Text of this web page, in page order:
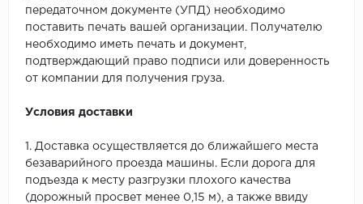
передаточном документе (УПД) необходимо
поставить печать вашей организации. Получателю
необходимо иметь печать и документ,
подтверждающий право подписи или доверенность
от компании для получения груза.
Условия доставки
1. Доставка осуществляется до ближайшего места
безаварийного проезда машины. Если дорога для
подъезда к месту разгрузки плохого качества
(дорожный просвет менее 0,15 м), а также ввиду